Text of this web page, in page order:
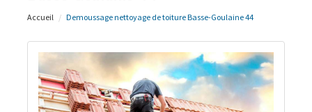
Accueil Demoussage nettoyage de toiture Basse-Goulaine 44